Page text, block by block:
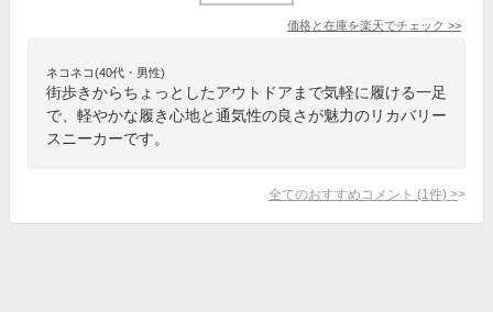
価格と在庫を楽天でチェック >>
ネコネコ(40代・男性)
街歩きからちょっとしたアウトドアまで気軽に履ける一足
で、軽やかな履き心地と通気性の良さが魅力のリカバリー
スニーカーです。
全てのおすすめコメント (1 件) >